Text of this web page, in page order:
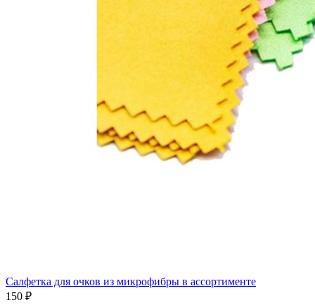
Салфетка для очков из микрофибры в ассортименте
150 ₽